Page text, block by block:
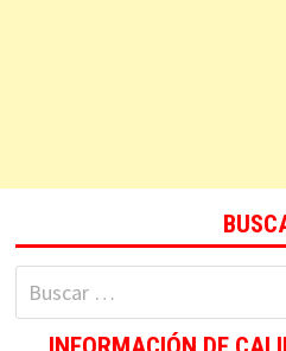
Buscar: